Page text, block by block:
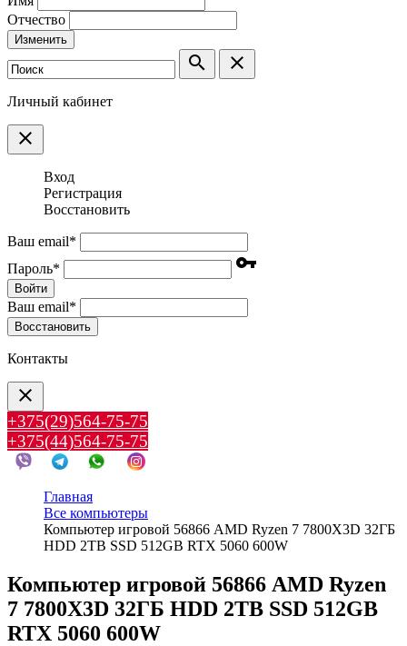
Отчество
Изменить
search clear
Личный кабинет
clear
Вход
Регистрация
Восстановить
Ваш email*
Пароль* vpn_key
Войти
Ваш email*
Воcстановить
Контакты
clear
+375(29)564-75-75
+375(44)564-75-75
Главная
Все компьютеры
Компьютер игровой 56866 AMD Ryzen 7 7800X3D 32ГБ
HDD 2TB SSD 512GB RTX 5060 600W
Компьютер игровой 56866 AMD Ryzen
7 7800X3D 32ГБ HDD 2TB SSD 512GB
RTX 5060 600W